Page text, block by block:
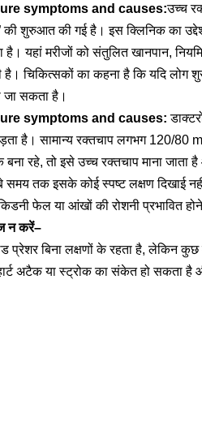
symptoms and causes:उच्च
की शुरुआत की गई है। इस क्लिनिक का
है। यहां मरीजों को संतुलित खानपान,
है। चिकित्सकों का कहना है कि यदि लोग
जा सकता है।
symptoms and causes:
है। सामान्य रक्तचाप लगभग 120/80
रहे, तो इसे उच्च रक्तचाप माना
तक इसके कोई स्पष्ट लक्षण दिखाई
फेल या आंखों की रोशनी प्रभावित
न करें–
प्रेशर बिना लक्षणों के रहता है, लेकिन
हार्ट अटैक या स्ट्रोक का संकेत हो सकता